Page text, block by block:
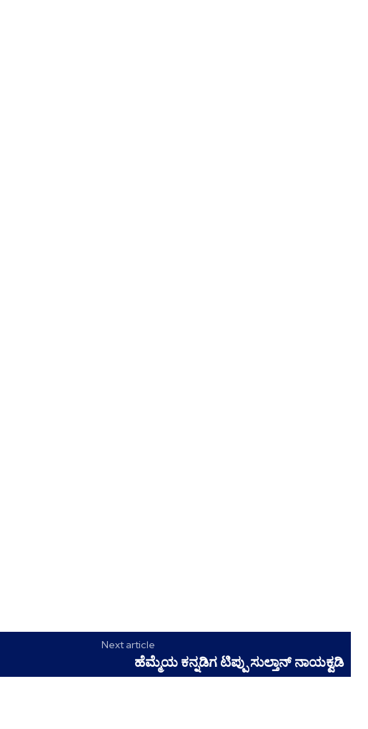
Next article
ಹೆಮ್ಮೆಯ ಕನ್ನಡಿಗ ಟಿಪ್ಪು ಸುಲ್ತಾನ್ ನಾಯಕ್ವಡಿ